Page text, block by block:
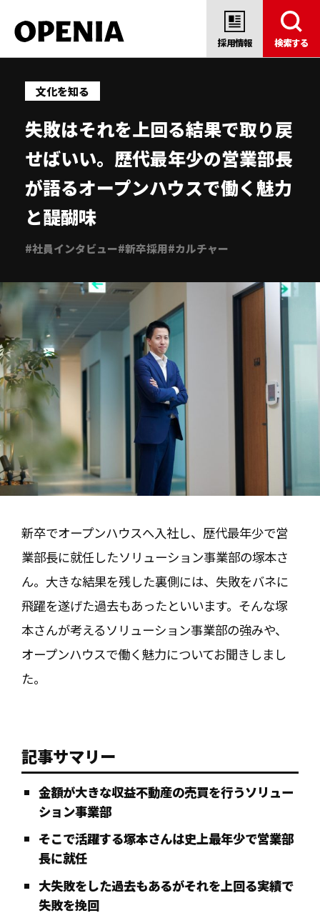
採用情報 検索する
文化を知る
失敗はそれを上回る結果で取り戻
せばいい。歴代最年少の営業部長
が語るオープンハウスで働く魅力
と醍醐味
#社員インタビュー#新卒採用#カルチャー
新卒でオープンハウスへ入社し、歴代最年少で営
業部長に就任したソリューション事業部の塚本さ
ん。大きな結果を残した裏側には、失敗をバネに
飛躍を遂げた過去もあったといいます。そんな塚
本さんが考えるソリューション事業部の強みや、
オープンハウスで働く魅力についてお聞きしまし
た。
記事サマリー
金額が大きな収益不動産の売買を行うソリュー
ション事業部
そこで活躍する塚本さんは史上最年少で営業部
長に就任
大失敗をした過去もあるがそれを上回る実績で
失敗を挽回